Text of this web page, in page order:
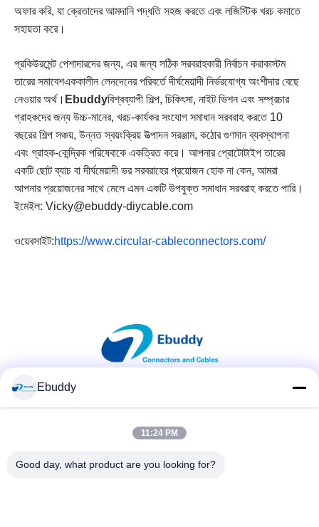
অফার করি, যা ক্রেতাদের আমদানি পদ্ধতি সহজ করতে এবং লজিস্টিক খরচ কমাতে
সহায়তা করে।
প্রকিউরমেন্ট পেশাদারদের জন্য, এর জন্য সঠিক সরবরাহকারী নির্বাচন করাকাস্টম
তারের সমাবেশএককালীন লেনদেনের পরিবর্তে দীর্ঘমেয়াদী নির্ভরযোগ্য অংশীদার বেছে
নেওয়ার অর্থ। Ebuddyবিশ্বব্যাপী শিল্প, চিকিৎসা, নাইট ভিশন এবং সম্প্রচার
গ্রাহকদের জন্য উচ্চ-মানের, খরচ-কার্যকর সংযোগ সমাধান সরবরাহ করতে 10
বছরের শিল্প সঞ্চয়, উন্নত স্বয়ংক্রিয় উত্পাদন সরঞ্জাম, কঠোর গুণমান ব্যবস্থাপনা
এবং গ্রাহক-কেন্দ্রিক পরিষেবাকে একত্রিত করে। আপনার প্রোটোটাইপ তারের
একটি ছোট ব্যাচ বা দীর্ঘমেয়াদী ভর সরবরাহের প্রয়োজন হোক না কেন, আমরা
আপনার প্রয়োজনের সাথে মেলে এমন একটি উপযুক্ত সমাধান সরবরাহ করতে পারি।
ইমেইল: Vicky@ebuddy-diycable.com
ওয়েবসাইট:https://www.circular-cableconnectors.com/
দ্রুত যোগাযোগ
Ebuddy
11:24 PM
Good day, what product are you looking for?